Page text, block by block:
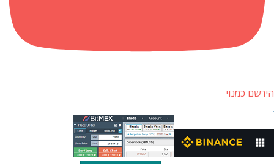
הירשם כמנוי